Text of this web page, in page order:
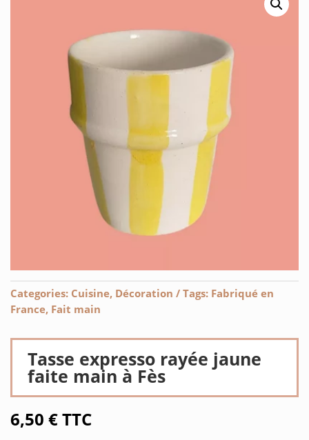
Categories: Cuisine, Décoration Tags: Fabriqué en
France, Fait main
Tasse expresso rayée jaune
faite main à Fès
6,50 €TTC